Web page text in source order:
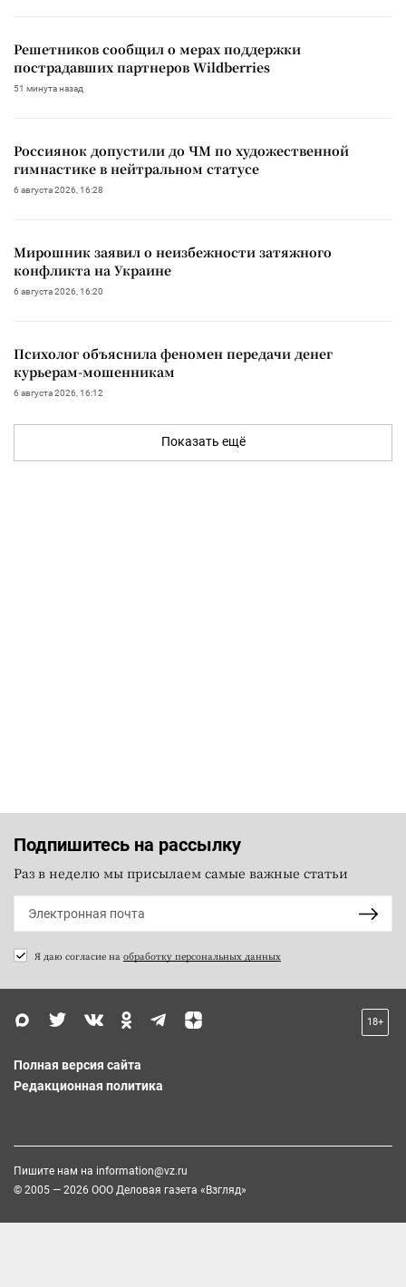
Решетников сообщил о мерах поддержки
пострадавших партнеров Wildberries
51 минута назад
Россиянок допустили до ЧМ по художественной
гимнастике в нейтральном статусе
6 августа 2026, 16:28
Мирошник заявил о неизбежности затяжного
конфликта на Украине
6 августа 2026, 16:20
Психолог объяснила феномен передачи денег
курьерам-мошенникам
6 августа 2026, 16:12
Показать ещё
Подпишитесь на рассылку
Раз в неделю мы присылаем самые важные статьи
Я даю согласие на обработку персональных данных
18+
Полная версия сайта
Редакционная политика
Пишите нам на information@vz.ru
© 2005 — 2026 ООО Деловая газета «Взгляд»